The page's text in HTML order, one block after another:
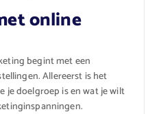
online
begint met een
Allereerst is het
je doelgroep is en wat je wilt